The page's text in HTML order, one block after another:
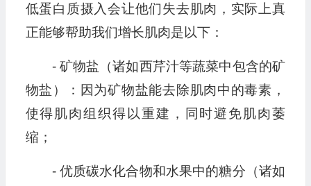
低蛋白质摄入会让他们失去肌肉，实际上真
正能够帮助我们增长肌肉是以下：
- 矿物盐（诸如西芹汁等蔬菜中包含的矿
物盐）：因为矿物盐能去除肌肉中的毒素，
使得肌肉组织得以重建，同时避免肌肉萎
缩；
- 优质碳水化合物和水果中的糖分（诸如